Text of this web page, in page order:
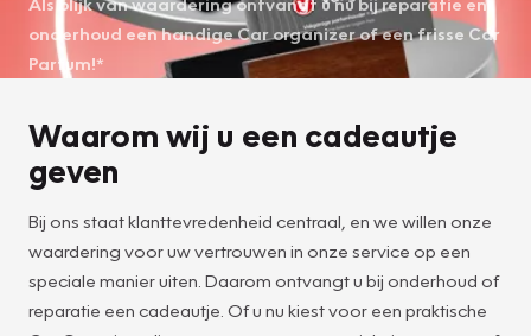
onderhoud een handige Car organizer of een frisse Car
Parfum!*
Waarom wij u een cadeautje
geven
Bij ons staat klanttevredenheid centraal, en we willen onze
waardering voor uw vertrouwen in onze service op een
speciale manier uiten. Daarom ontvangt u bij onderhoud of
reparatie een cadeautje. Of u nu kiest voor een praktische